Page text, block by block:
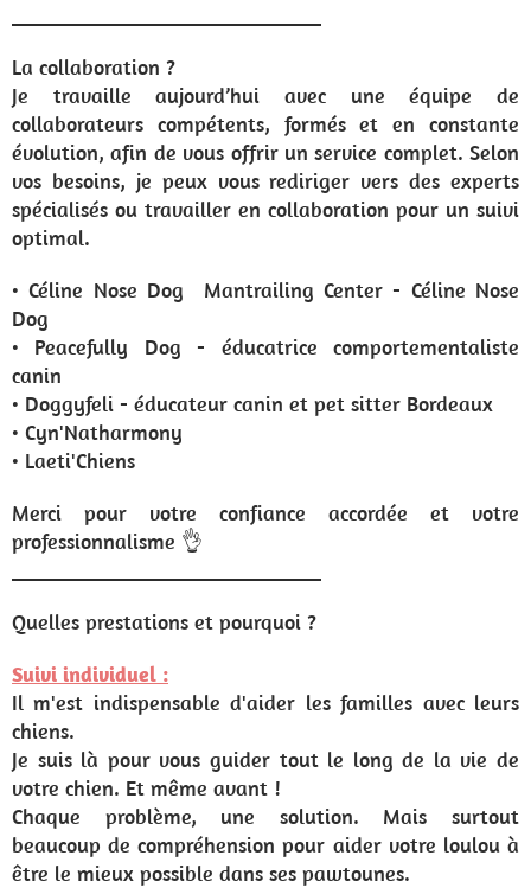
La collaboration ?
Je travaille aujourd’hui avec une équipe de
collaborateurs compétents, formés et en constante
évolution, afin de vous offrir un service complet. Selon
vos besoins, je peux vous rediriger vers des experts
spécialisés ou travailler en collaboration pour un suivi
optimal.
• Céline Nose Dog Mantrailing Center - Céline Nose
Dog
• Peacefully Dog - éducatrice comportementaliste
canin
• Doggyfeli - éducateur canin et pet sitter Bordeaux
• Cyn'Natharmony
• Laeti'Chiens
Merci pour votre confiance accordée et votre
professionnalisme 👌
Quelles prestations et pourquoi ?
Suivi individuel :
Il m'est indispensable d'aider les familles avec leurs
chiens.
Je suis là pour vous guider tout le long de la vie de
votre chien. Et même avant !
Chaque problème, une solution. Mais surtout
beaucoup de compréhension pour aider votre loulou à
être le mieux possible dans ses pawtounes.